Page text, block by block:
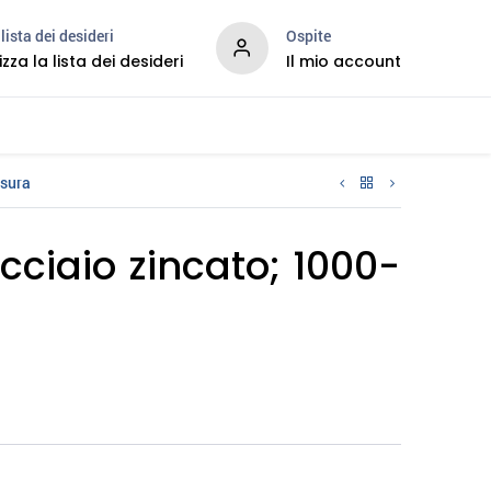
dei desideri
la lista dei desideri
Ospite
Il mio account
zincato; 1000-